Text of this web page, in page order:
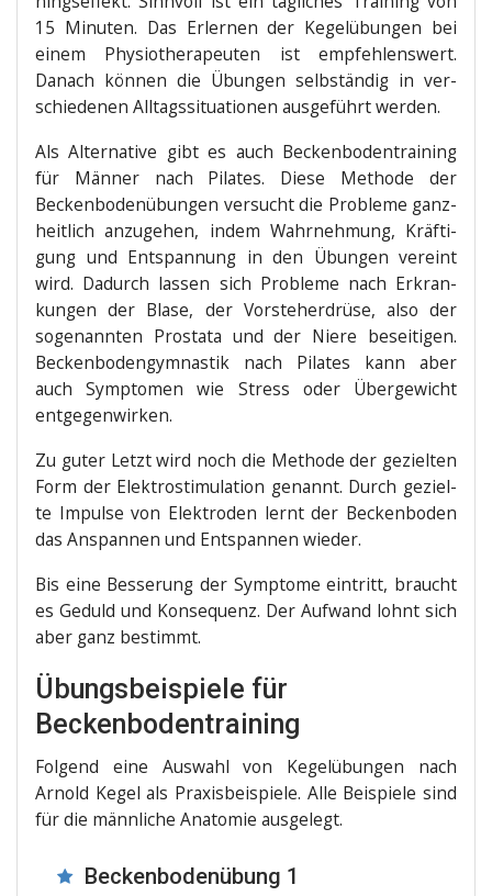
15 Minu­ten. Das Erler­nen der Kegel­übun­gen bei
einem Phy­sio­the­ra­peu­ten ist emp­feh­lens­wert.
Danach kön­nen die Übun­gen selb­stän­dig in ver­
schie­de­nen All­tags­si­tua­tio­nen aus­ge­führt werden.
Als Alter­na­ti­ve gibt es auch Becken­bo­den­trai­ning
für Män­ner nach Pila­tes. Die­se Metho­de der
Becken­bo­den­übun­gen ver­sucht die Pro­ble­me ganz­
heit­lich anzu­ge­hen, indem Wahr­neh­mung, Kräf­ti­
gung und Ent­span­nung in den Übun­gen ver­eint
wird. Dadurch las­sen sich Pro­ble­me nach Erkran­
kun­gen der Bla­se, der Vor­ste­her­drü­se, also der
soge­nann­ten Pro­sta­ta und der Nie­re besei­ti­gen.
Becken­bo­den­gym­nas­tik nach Pila­tes kann aber
auch Sym­pto­men wie Stress oder Über­ge­wicht
entgegenwirken.
Zu guter Letzt wird noch die Metho­de der geziel­ten
Form der Elek­tro­sti­mu­la­ti­on genannt. Durch geziel­
te Impul­se von Elek­tro­den lernt der Becken­bo­den
das Anspan­nen und Ent­span­nen wieder.
Bis eine Bes­se­rung der Sym­pto­me ein­tritt, braucht
es Geduld und Kon­se­quenz. Der Auf­wand lohnt sich
aber ganz bestimmt.
Übungsbeispiele für
Beckenbodentraining
Fol­gend eine Aus­wahl von Kegel­übun­gen nach
Arnold Kegel als Pra­xis­bei­spie­le. Alle Bei­spie­le sind
für die männ­li­che Ana­to­mie ausgelegt.
Beckenbodenübung 1